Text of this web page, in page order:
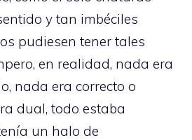
y tan imbéciles
pudiesen tener tales
en realidad, nada era
nada era correcto o
dual, todo estaba
un halo de